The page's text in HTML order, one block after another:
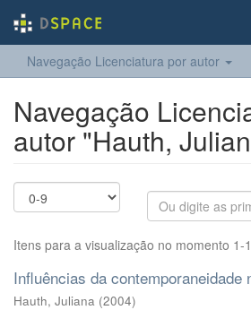
Navegação Licenciatura por autor
Navegação
autor "Hauth,
Itens para a visualização no momento 1-
Influências da contemporaneidade
Hauth, Juliana (2004)